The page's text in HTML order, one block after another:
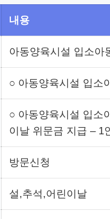
내용
아동양육시설 입소아
○ 아동양육시설 입소
○ 아동양육시설 입소
이날 위문금 지급 – 1
방문신청
설,추석,어린이날